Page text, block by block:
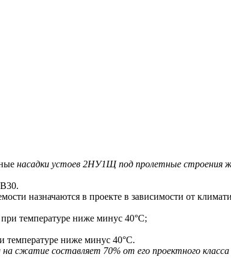
насадки устоев 2НУ1Щпод пролетные строения
назначаются в проекте в зависимости от
температуре ниже минус 40°С;
ниже минус 40°С.
сжатие составляет 70% от его проектного